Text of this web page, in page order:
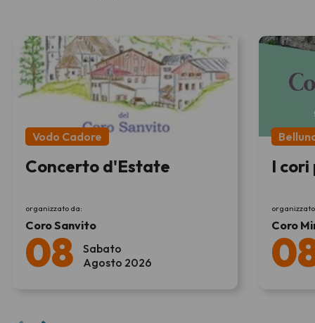
Sabato
08 Agosto 2026
Vodo Cadore
Concerto d'Estate
organizzato da:
Coro Sanvito
I cori
Coro